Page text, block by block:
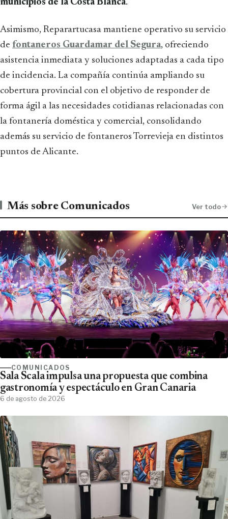
municipios de la Costa Blanca.
Asimismo, Reparartucasa mantiene operativo su servicio
de fontaneros Guardamar del Segura, ofreciendo
asistencia inmediata y soluciones adaptadas a cada tipo
de incidencia. La compañía continúa ampliando su
cobertura provincial con el objetivo de responder de
forma ágil a las necesidades cotidianas relacionadas con
la fontanería doméstica y comercial, consolidando
además su servicio de fontaneros Torrevieja en distintos
puntos de Alicante.
Más sobre Comunicados Ver todo
COMUNICADOS
Sala Scala impulsa una propuesta que combina
gastronomía y espectáculo en Gran Canaria
6 de agosto de 2026